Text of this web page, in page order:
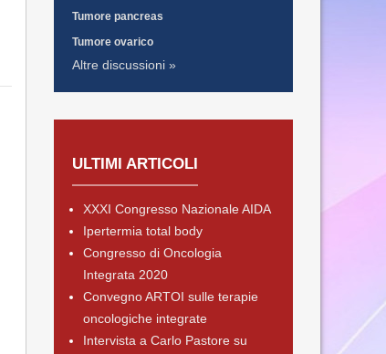
Tumore pancreas
Tumore ovarico
Altre discussioni »
ULTIMI ARTICOLI
XXXI Congresso Nazionale AIDA
Ipertermia total body
Congresso di Oncologia
Integrata 2020
Convegno ARTOI sulle terapie
oncologiche integrate
Intervista a Carlo Pastore su